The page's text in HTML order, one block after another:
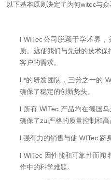
以下基本原则决定了为何witec与
lWITec公司脱颖于学术界
质。这使我们与先进的技术
客户的需求。
l *的研发团队，三分之一的
确保了稳定的创新势头。
l 所有 WITec 产品均在德国
确保了zui严格的质量控制和高
l强有力的销售与使 WITec 跻
l WITec 因性能和可靠性而闻
作中的科学难题。